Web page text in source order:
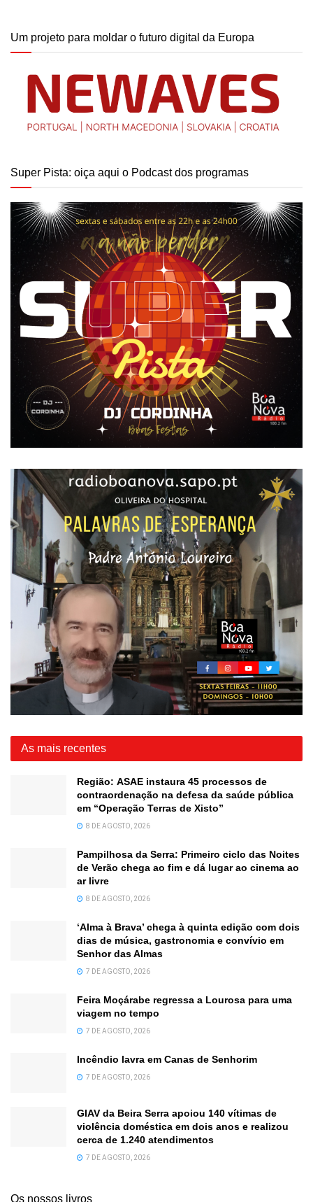
Um projeto para moldar o futuro digital da Europa
Super Pista: oiça aqui o Podcast dos programas
As mais recentes
Região: ASAE instaura 45 processos de
contraordenação na defesa da saúde pública
em “Operação Terras de Xisto”
8 DE AGOSTO, 2026
Pampilhosa da Serra: Primeiro ciclo das Noites
de Verão chega ao fim e dá lugar ao cinema ao
ar livre
8 DE AGOSTO, 2026
‘Alma à Brava’ chega à quinta edição com dois
dias de música, gastronomia e convívio em
Senhor das Almas
7 DE AGOSTO, 2026
Feira Moçárabe regressa a Lourosa para uma
viagem no tempo
7 DE AGOSTO, 2026
Incêndio lavra em Canas de Senhorim
7 DE AGOSTO, 2026
GIAV da Beira Serra apoiou 140 vítimas de
violência doméstica em dois anos e realizou
cerca de 1.240 atendimentos
7 DE AGOSTO, 2026
Os nossos livros